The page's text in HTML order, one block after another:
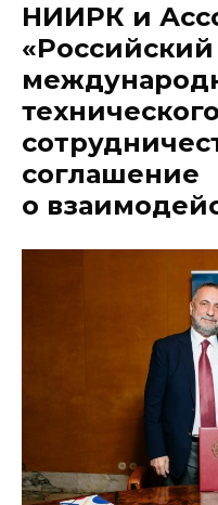
НИИРК и
технического
соглашение
о